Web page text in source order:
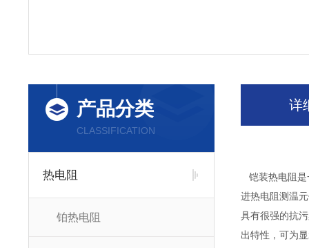
产品分类
CLASSIFICATION
热电阻
铂热电阻
详
铠装热电阻是
进热电阻测温
具有很强的抗
出特性，可为